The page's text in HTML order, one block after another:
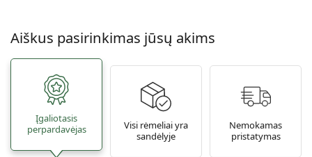
Aiškus pasirinkimas jūsų akims
Įgaliotasis
perpardavėjas
Visi rėmeliai yra
sandėlyje
Nemokamas
pristatymas